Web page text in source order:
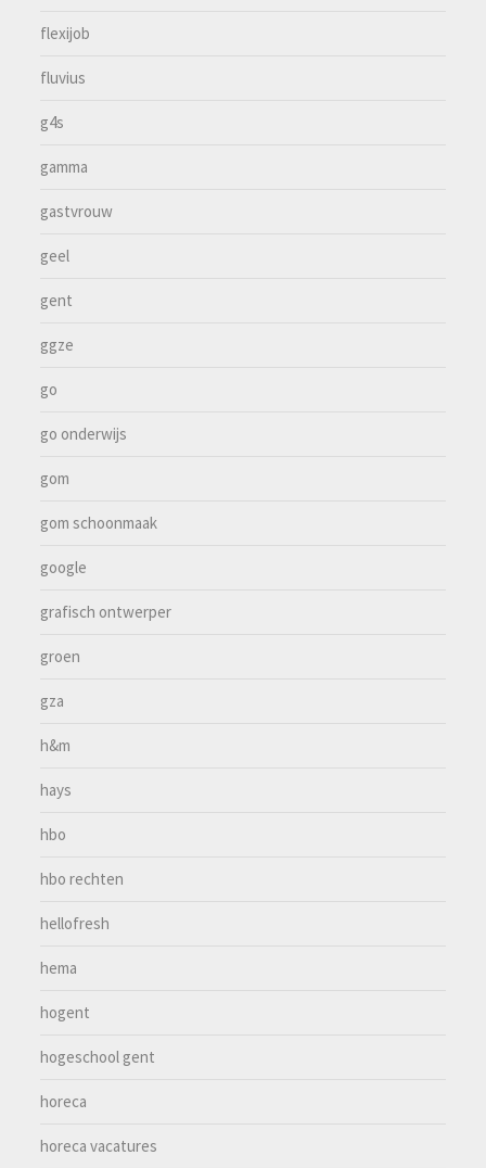
flexijob
fluvius
g4s
gamma
gastvrouw
geel
gent
ggze
go
go onderwijs
gom
gom schoonmaak
google
grafisch ontwerper
groen
gza
h&m
hays
hbo
hbo rechten
hellofresh
hema
hogent
hogeschool gent
horeca
horeca vacatures